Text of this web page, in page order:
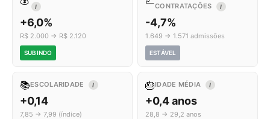
I
+6,0%
R$ 2.000 → R$ 2.120
SUBINDO
CONTRATAÇÕES I
-4,7%
1.649 → 1.571 admissões
ESTÁVEL
📚ESCOLARIDADE I
+0,14
7,85 → 7,99 (índice)
🎂IDADE MÉDIA I
+0,4 anos
28,8 → 29,2 anos